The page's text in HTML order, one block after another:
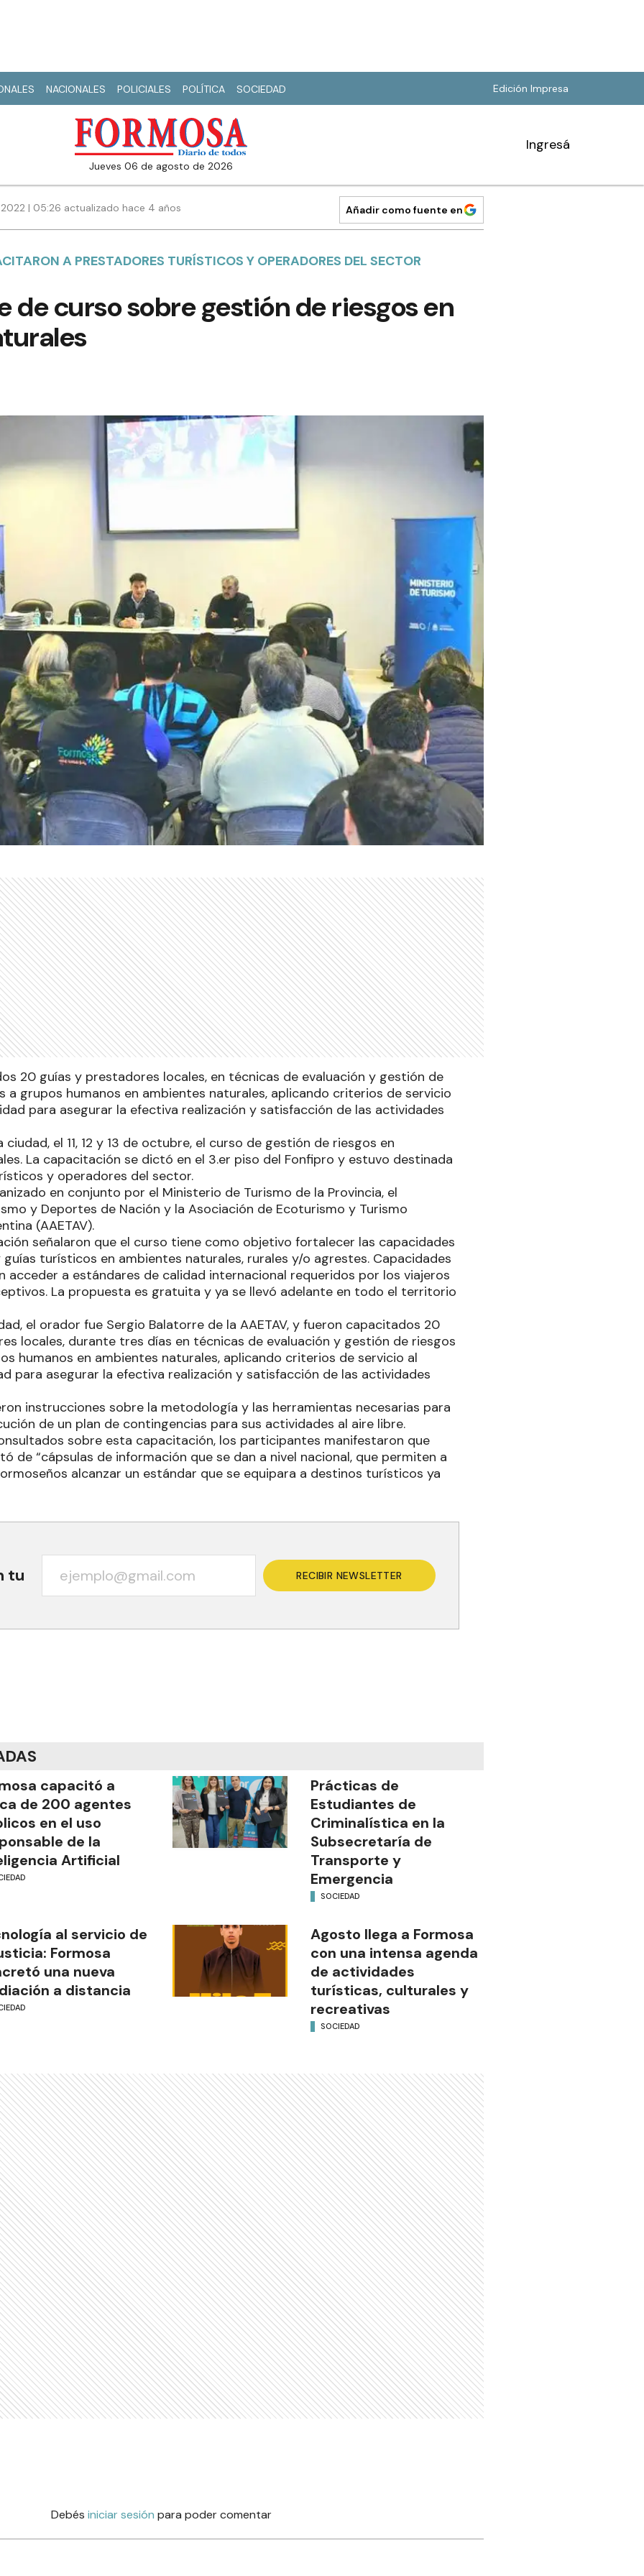
NACIONALES POLICIALES POLÍTICA SOCIEDAD Edición Impresa
jueves 06 de agosto de 2026
Ingresá
| 05:26 actualizado hace 4 años Añadir como fuente en
A PRESTADORES TURÍSTICOS Y OPERADORES DEL SECTOR
de curso sobre gestión de riesgos en
20 guías y prestadores locales, en técnicas de evaluación y gestión de
a grupos humanos en ambientes naturales, aplicando criterios de servicio
para asegurar la efectiva realización y satisfacción de las actividades
el 11, 12 y 13 de octubre, el curso de gestión de riesgos en
La capacitación se dictó en el 3.er piso del Fonfipro y estuvo destinada
y operadores del sector.
en conjunto por el Ministerio de Turismo de la Provincia, el
y Deportes de Nación y la Asociación de Ecoturismo y Turismo
(AAETAV).
señalaron que el curso tiene como objetivo fortalecer las capacidades
turísticos en ambientes naturales, rurales y/o agrestes. Capacidades
acceder a estándares de calidad internacional requeridos por los viajeros
La propuesta es gratuita y ya se llevó adelante en todo el territorio
el orador fue Sergio Balatorre de la AAETAV, y fueron capacitados 20
locales, durante tres días en técnicas de evaluación y gestión de riesgos
humanos en ambientes naturales, aplicando criterios de servicio al
para asegurar la efectiva realización y satisfacción de las actividades
instrucciones sobre la metodología y las herramientas necesarias para
de un plan de contingencias para sus actividades al aire libre.
sobre esta capacitación, los participantes manifestaron que
de “cápsulas de información que se dan a nivel nacional, que permiten a
alcanzar un estándar que se equipara a destinos turísticos ya
tu RECIBIR NEWSLETTER
capacitó a
de 200 agentes
en el uso
de la
Artificial
Prácticas de
Estudiantes de
Criminalística en la
Subsecretaría de
Transporte y
Emergencia
SOCIEDAD
al servicio de
Formosa
una nueva
a distancia
Agosto llega a Formosa
con una intensa agenda
de actividades
turísticas, culturales y
recreativas
SOCIEDAD
Debés iniciar sesión para poder comentar